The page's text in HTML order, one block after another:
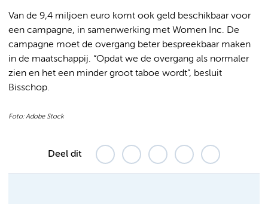
Van de 9,4 miljoen euro komt ook geld beschikbaar voor
een campagne, in samenwerking met Women Inc. De
campagne moet de overgang beter bespreekbaar maken
in de maatschappij. “Opdat we de overgang als normaler
zien en het een minder groot taboe wordt”, besluit
Bisschop.
Foto: Adobe Stock
Deel dit